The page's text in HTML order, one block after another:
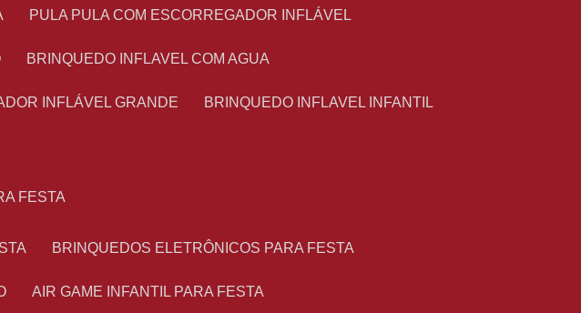
PULA PULA COM ESCORREGADOR INFLÁVEL
BRINQUEDO INFLAVEL COM AGUA
INFLÁVEL GRANDE BRINQUEDO INFLAVEL INFANTIL
FESTA
BRINQUEDOS ELETRÔNICOS PARA FESTA
AIR GAME INFANTIL PARA FESTA